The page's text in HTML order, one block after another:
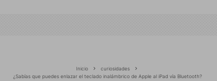
Inicio
curiosidades
¿Sabías que puedes enlazar el teclado inalámbrico de Apple al iPad vía Bluetooth?